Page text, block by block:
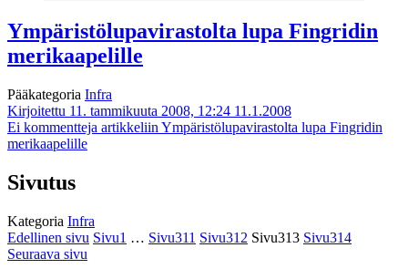
Ympäristölupavirastolta lupa Fingridin
merikaapelille
Pääkategoria Infra
Kirjoitettu 11. tammikuuta 2008, 12:24 11.1.2008
Ei kommentteja artikkeliin Ympäristölupavirastolta lupa Fingridin
merikaapelille
Sivutus
Kategoria Infra
Edellinen sivu Sivu1 … Sivu311 Sivu312 Sivu313 Sivu314
Seuraava sivu